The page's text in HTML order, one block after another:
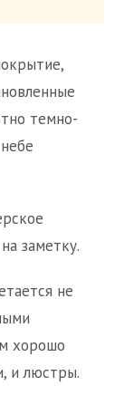
темно-
заметку.
не
хорошо
и люстры.